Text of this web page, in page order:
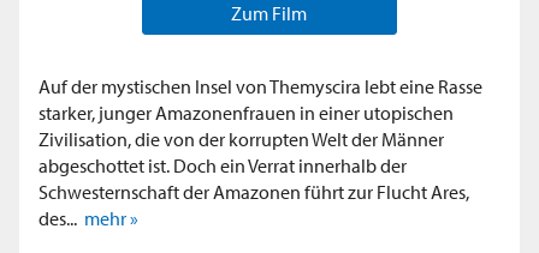
Zum Film
Auf der mystischen Insel von Themyscira lebt eine Rasse
starker, junger Amazonenfrauen in einer utopischen
Zivilisation, die von der korrupten Welt der Männer
abgeschottet ist. Doch ein Verrat innerhalb der
Schwesternschaft der Amazonen führt zur Flucht Ares,
des... mehr »